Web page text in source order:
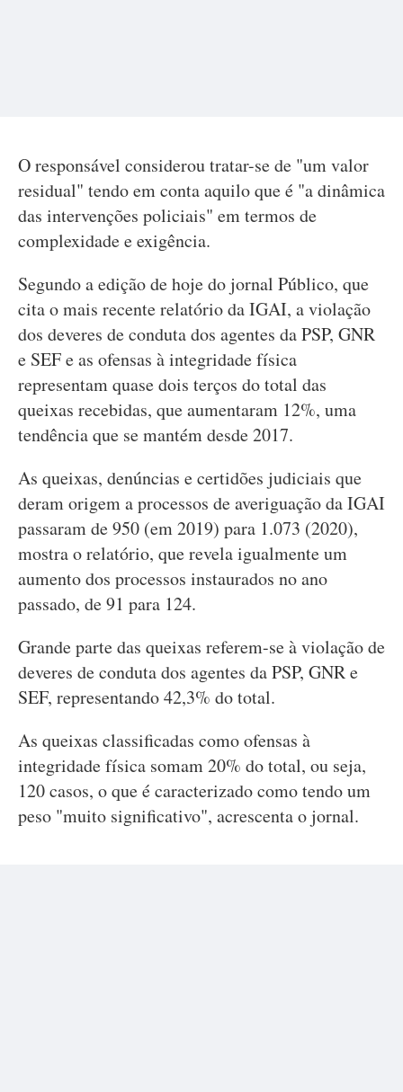
O responsável considerou tratar-se de "um valor
residual" tendo em conta aquilo que é "a dinâmica
das intervenções policiais" em termos de
complexidade e exigência.
Segundo a edição de hoje do jornal Público, que
cita o mais recente relatório da IGAI, a violação
dos deveres de conduta dos agentes da PSP, GNR
e SEF e as ofensas à integridade física
representam quase dois terços do total das
queixas recebidas, que aumentaram 12%, uma
tendência que se mantém desde 2017.
As queixas, denúncias e certidões judiciais que
deram origem a processos de averiguação da IGAI
passaram de 950 (em 2019) para 1.073 (2020),
mostra o relatório, que revela igualmente um
aumento dos processos instaurados no ano
passado, de 91 para 124.
Grande parte das queixas referem-se à violação de
deveres de conduta dos agentes da PSP, GNR e
SEF, representando 42,3% do total.
As queixas classificadas como ofensas à
integridade física somam 20% do total, ou seja,
120 casos, o que é caracterizado como tendo um
peso "muito significativo", acrescenta o jornal.